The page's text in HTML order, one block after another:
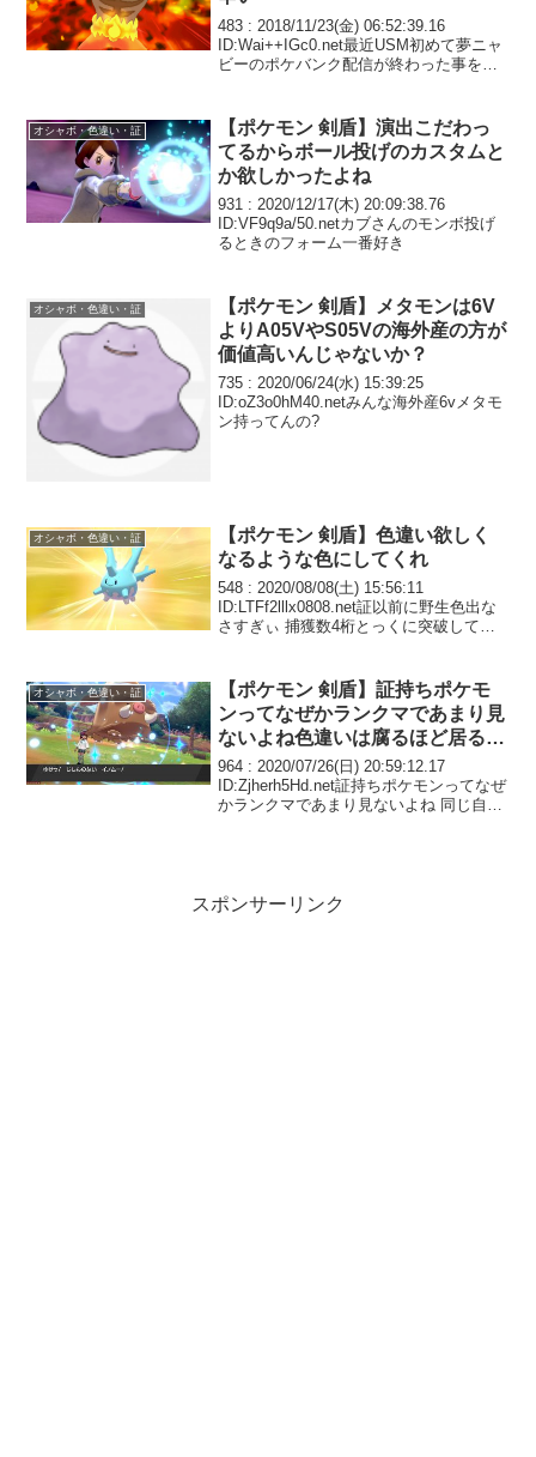
483 : 2018/11/23(金) 06:52:39.16
ID:Wai++IGc0.net最近USM初めて夢ニャ
ビーのポケバンク配信が終わった事を知
オシャボ・色違い・証
【ポケモン 剣盾】演出こだわっ
てるからボール投げのカスタムと
か欲しかったよね
931 : 2020/12/17(木) 20:09:38.76
ID:VF9q9a/50.netカブさんのモンボ投げ
るときのフォーム一番好き
オシャボ・色違い・証
【ポケモン 剣盾】メタモンは6V
よりA05VやS05Vの海外産の方が
価値高いんじゃないか？
735 : 2020/06/24(水) 15:39:25
ID:oZ3o0hM40.netみんな海外産6vメタモ
ン持ってんの?
オシャボ・色違い・証
【ポケモン 剣盾】色違い欲しく
なるような色にしてくれ
548 : 2020/08/08(土) 15:56:11
ID:LTFf2lllx0808.net証以前に野生色出な
さすぎぃ 捕獲数4桁とっくに突破してる
オシャボ・色違い・証
【ポケモン 剣盾】証持ちポケモ
ンってなぜかランクマであまり見
ないよね色違いは腐るほど居るの
に
964 : 2020/07/26(日) 20:59:12.17
ID:Zjherh5Hd.net証持ちポケモンってなぜ
かランクマであまり見ないよね 同じ自己
スポンサーリンク